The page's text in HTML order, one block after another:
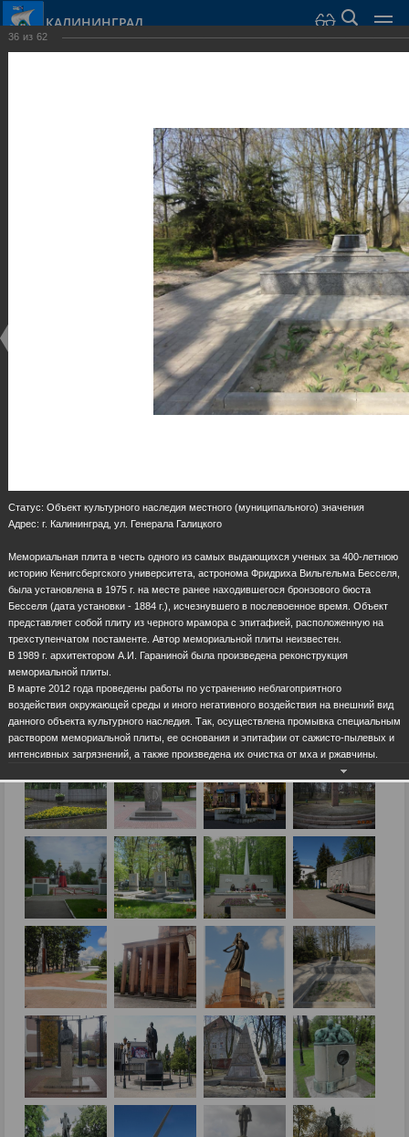
КАЛИНИНГРАД
Скульптуры и мемориалы
36 из 62
Статус: Объект культурного наследия местного (муниципального) значения
Адрес: г. Калининград, ул. Генерала Галицкого
Мемориальная плита в честь одного из самых выдающихся ученых за 400-летнюю
историю Кенигсбергского университета, астронома Фридриха Вильгельма Бесселя,
была установлена в 1975 г. на месте ранее находившегося бронзового бюста
Бесселя (дата установки - 1884 г.), исчезнувшего в послевоенное время. Объект
представляет собой плиту из черного мрамора с эпитафией, расположенную на
трехступенчатом постаменте. Автор мемориальной плиты неизвестен.
В 1989 г. архитектором А.И. Гараниной была произведена реконструкция
мемориальной плиты.
В марте 2012 года проведены работы по устранению неблагоприятного
воздействия окружающей среды и иного негативного воздействия на внешний вид
данного объекта культурного наследия. Так, осуществлена промывка специальным
раствором мемориальной плиты, ее основания и эпитафии от сажисто-пылевых и
интенсивных загрязнений, а также произведена их очистка от мха и ржавчины.